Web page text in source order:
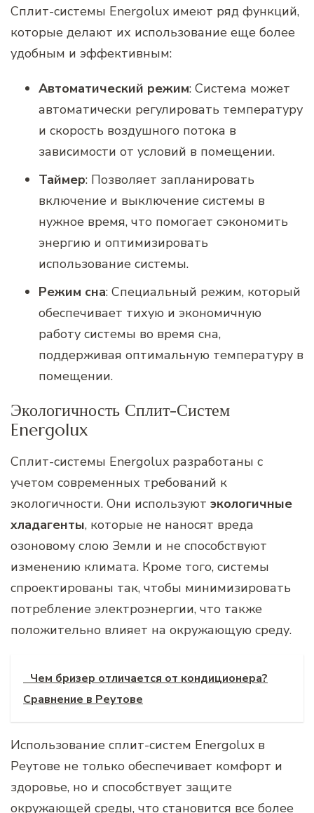
Сплит-системы Energolux имеют ряд функций,
которые делают их использование еще более
удобным и эффективным:
Автоматический режим: Система может
автоматически регулировать температуру
и скорость воздушного потока в
зависимости от условий в помещении.
Таймер: Позволяет запланировать
включение и выключение системы в
нужное время, что помогает сэкономить
энергию и оптимизировать
использование системы.
Режим сна: Специальный режим, который
обеспечивает тихую и экономичную
работу системы во время сна,
поддерживая оптимальную температуру в
помещении.
Экологичность Сплит-Систем
Energolux
Сплит-системы Energolux разработаны с
учетом современных требований к
экологичности. Они используют экологичные
хладагенты, которые не наносят вреда
озоновому слою Земли и не способствуют
изменению климата. Кроме того, системы
спроектированы так, чтобы минимизировать
потребление электроэнергии, что также
положительно влияет на окружающую среду.
Чем бризер отличается от кондиционера?
Сравнение в Реутове
Использование сплит-систем Energolux в
Реутове не только обеспечивает комфорт и
здоровье, но и способствует защите
окружающей среды, что становится все более